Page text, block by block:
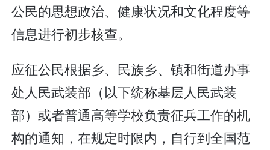
公民的思想政治、健康状况和文化程度等
信息进行初步核查。
应征公民根据乡、民族乡、镇和街道办事
处人民武装部（以下统称基层人民武装
部）或者普通高等学校负责征兵工作的机
构的通知，在规定时限内，自行到全国范